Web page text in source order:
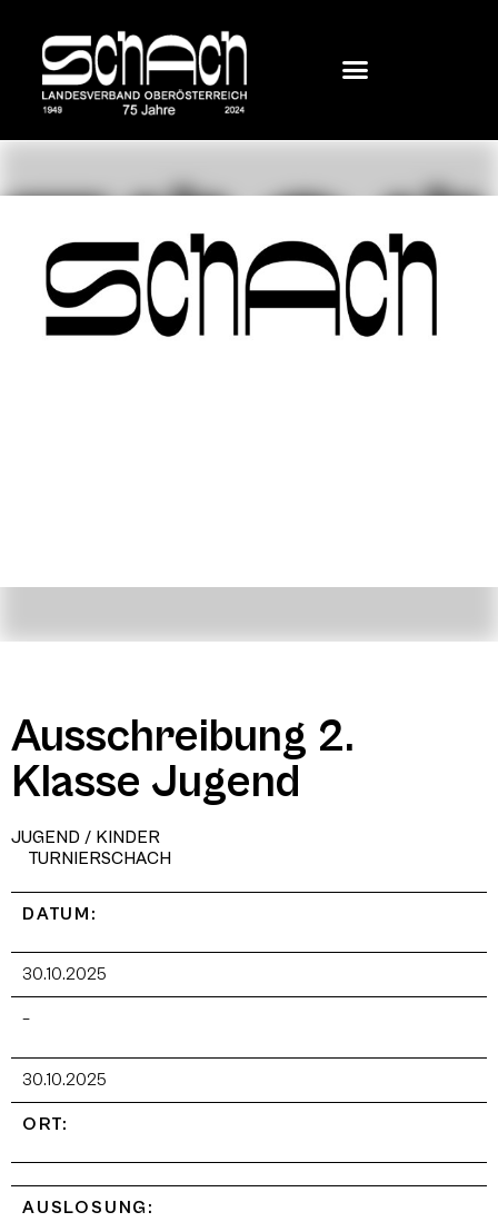
Ausschreibung 2.
Klasse Jugend
JUGEND / KINDER
TURNIERSCHACH
DATUM:
30.10.2025
–
30.10.2025
ORT:
AUSLOSUNG: